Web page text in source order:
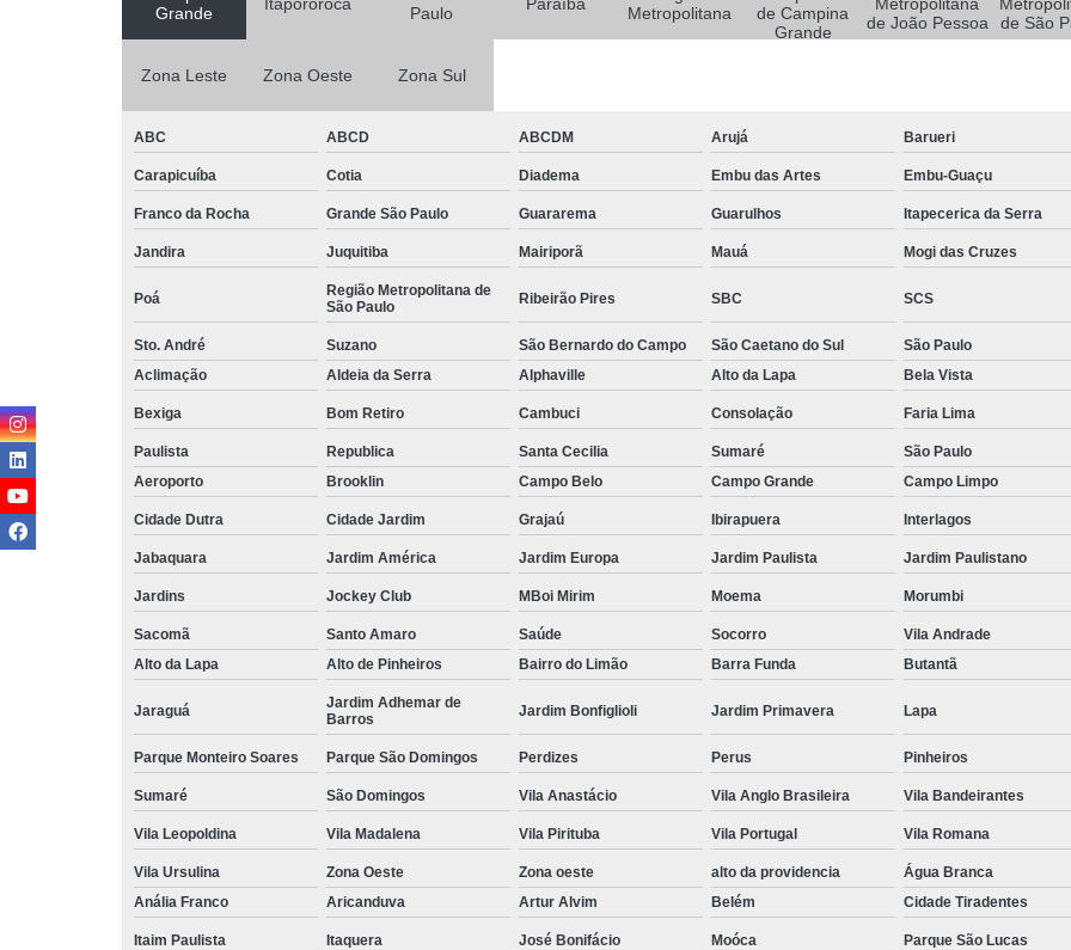
Sistemas de Oxigenoterapia Tratamento Pé
Sistemas Oxigenoterapia para Pé Diabético
Feridas Tratamento
Tratamento com Oxigênio
Tratamento de Feridas
Tratamento de Feridas
Tratamento de Feridas Enfermagem em Sorocaba
Tratamento para Cicatrização de Feridas
Tratamento Hiperbárico Claudicação Intermitente
Tratamento Hiperbárico de úlcera Varicosa
Tratamento Hiperbárico em Campina Grande
Tratamento Hiperbárico em São Paulo
Tratamento Hiperbárico em Taubaté
Tratamento Hiperbárico para Lesão Vascular
Tratamento Câmara Hiperbárica
Tratamento Feridas Câmara
Tratamento Hiperbárica em Campina Grande
Tratamento Hiperbárica em São Paulo
Tratamento Hiperbárica em Taubaté
Grande
Paulo
Metropolitana
de Campina
Grande
de João Pessoa
de São
Zona Leste Zona Oeste Zona Sul
ABC ABCD ABCDM Arujá Barueri
Carapicuíba Cotia Diadema Embu das Artes Embu-Guaçu
Franco da Rocha Grande São Paulo Guararema Guarulhos Itapecerica da Serra
Jandira Juquitiba Mairiporã Mauá Mogi das Cruzes
Poá
Região Metropolitana de
São Paulo
Ribeirão Pires SBC SCS
Sto. André Suzano São Bernardo do Campo São Caetano do Sul São Paulo
Aclimação
Aldeia da Serra Alphaville Alto da Lapa Bela Vista
Bexiga Bom Retiro Cambuci Consolação Faria Lima
Paulista Republica Santa Cecilia Sumaré São Paulo
Aeroporto
Brooklin Campo Belo Campo Grande Campo Limpo
Cidade Dutra Cidade Jardim Grajaú Ibirapuera Interlagos
Jabaquara Jardim América Jardim Europa Jardim Paulista Jardim Paulistano
Jardins Jockey Club MBoi Mirim Moema Morumbi
Sacomã Santo Amaro Saúde Socorro Vila Andrade
Alto da Lapa
Alto de Pinheiros Bairro do Limão Barra Funda Butantã
Jaraguá
Jardim Adhemar de
Barros
Jardim Bonfiglioli Jardim Primavera Lapa
Parque Monteiro Soares Parque São Domingos Perdizes Perus Pinheiros
Sumaré São Domingos Vila Anastácio Vila Anglo Brasileira Vila Bandeirantes
Vila Leopoldina Vila Madalena Vila Pirituba Vila Portugal Vila Romana
Vila Ursulina Zona Oeste Zona oeste alto da providencia
Água Branca
Anália Franco
Aricanduva Artur Alvim Belém Cidade Tiradentes
Itaim Paulista Itaquera José Bonifácio Moóca Parque São Lucas